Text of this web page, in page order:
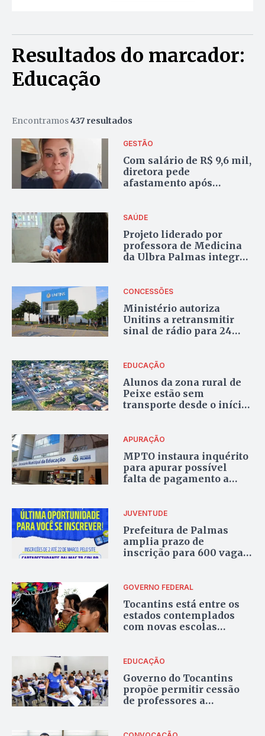
Resultados do marcador:
Educação
Encontramos437 resultados
GESTÃO
Com salário de R$ 9,6 mil,
diretora pede
afastamento após
SAÚDE
Projeto liderado por
professora de Medicina
da Ulbra Palmas integra
hanseníase
CONCESSÕES
Ministério autoriza
Unitins a retransmitir
sinal de rádio para 24
EDUCAÇÃO
Alunos da zona rural de
Peixe estão sem
transporte desde o início
APURAÇÃO
MPTO instaura inquérito
para apurar possível
falta de pagamento a
JUVENTUDE
Prefeitura de Palmas
amplia prazo de
inscrição para 600 vagas
GOVERNO FEDERAL
Tocantins está entre os
estados contemplados
com novas escolas
EDUCAÇÃO
Governo do Tocantins
propõe permitir cessão
de professores a